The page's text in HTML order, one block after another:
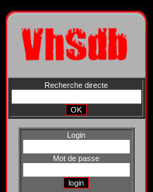
Recherche directe
Login
Mot de passe